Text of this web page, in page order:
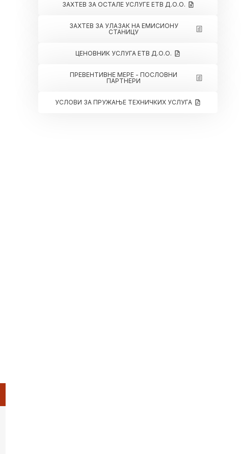
ЗАХТЕВ ЗА ОСТАЛЕ УСЛУГЕ ЕТВ Д.О.О.
ЗАХТЕВ ЗА УЛАЗАК НА ЕМИСИОНУ
СТАНИЦУ
ЦЕНОВНИК УСЛУГА ЕТВ Д.О.О.
ПРЕВЕНТИВНЕ МЕРЕ - ПОСЛОВНИ
ПАРТНЕРИ
УСЛОВИ ЗА ПРУЖАЊЕ ТЕХНИЧКИХ УСЛУГА